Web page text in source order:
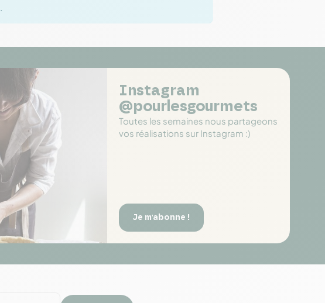
Instagram
@pourlesgourmets
Toutes les semaines nous partageons
vos réalisations sur Instagram :)
Je m'abonne !